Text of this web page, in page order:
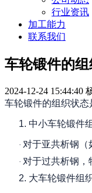
行业资讯
加工能力
联系我们
车轮锻件的
2024-12-24 15:44:40
车轮锻件的组织状态
1. 中小车轮锻件
· 对于亚共析钢（
· 对于过共析钢，
2. 大车轮锻件组